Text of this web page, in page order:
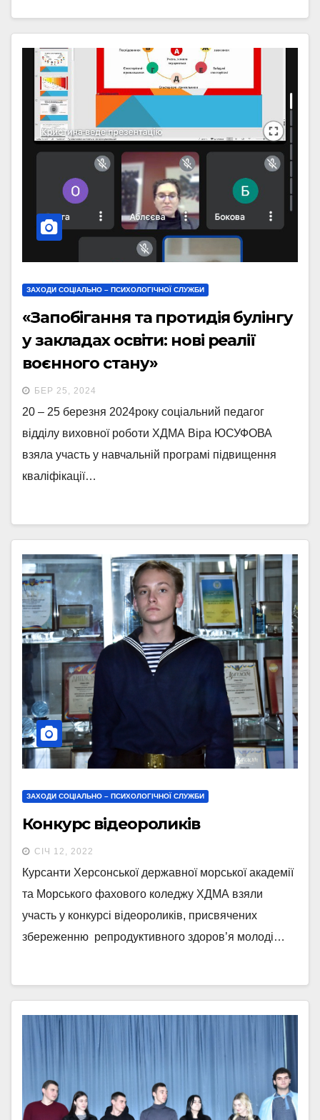
ЗАХОДИ СОЦІАЛЬНО – ПСИХОЛОГІЧНОЇ СЛУЖБИ
«Запобігання та протидія булінгу
у закладах освіти: нові реалії
воєнного стану»
БЕР 25, 2024
20 – 25 березня 2024року соціальний педагог
відділу виховної роботи ХДМА Віра ЮСУФОВА
взяла участь у навчальній програмі підвищення
кваліфікації…
ЗАХОДИ СОЦІАЛЬНО – ПСИХОЛОГІЧНОЇ СЛУЖБИ
Конкурс відеороликів
СІЧ 12, 2022
Курсанти Херсонської державної морської академії
та Морського фахового коледжу ХДМА взяли
участь у конкурсі відеороликів, присвячених
збереженню репродуктивного здоров’я молоді…